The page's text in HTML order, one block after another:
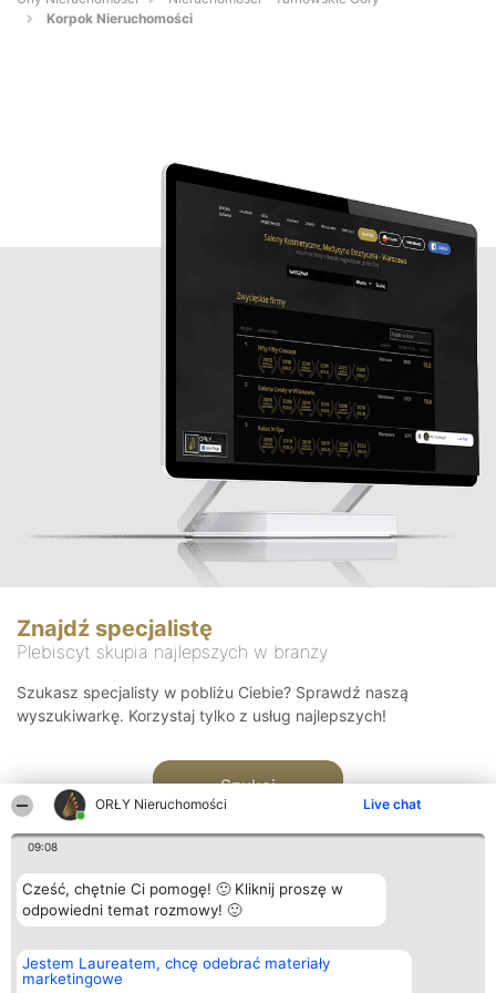
ORŁY Nieruchomości Live chat
09:08
Cześć, chętnie Ci pomogę! 🙂 Kliknij proszę w
odpowiedni temat rozmowy! 🙂
Jestem Laureatem, chcę odebrać materiały
marketingowe
Korpok Nieruchomości
Znajdź specjalistę
Plebiscyt skupia najlepszych w branży
Szukasz specjalisty w pobliżu Ciebie? Sprawdź naszą
wyszukiwarkę. Korzystaj tylko z usług najlepszych!
Szukaj
Organizator plebiscytu
Bright Side Solutions sp. z o.
o. sp. k.
Plebiscyt
Laureaci
Kontakt
Kontakt